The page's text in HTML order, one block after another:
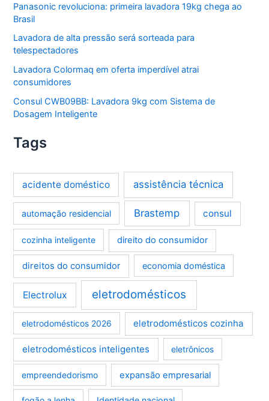
Panasonic revoluciona: primeira lavadora 19kg chega ao
Brasil
Lavadora de alta pressão será sorteada para
telespectadores
Lavadora Colormaq em oferta imperdível atrai
consumidores
Consul CWB09BB: Lavadora 9kg com Sistema de
Dosagem Inteligente
Tags
acidente doméstico assistência técnica
automação residencial Brastemp consul
cozinha inteligente direito do consumidor
direitos do consumidor economia doméstica
Electrolux eletrodomésticos
eletrodomésticos 2026 eletrodomésticos cozinha
eletrodomésticos inteligentes eletrônicos
empreendedorismo expansão empresarial